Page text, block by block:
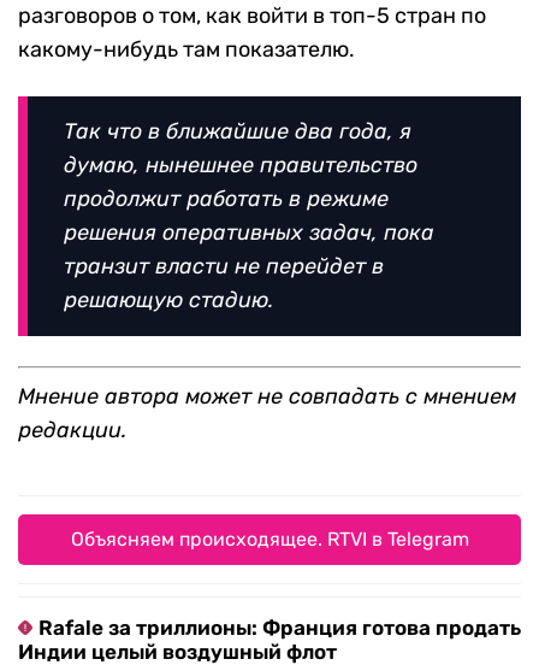
разговоров о том, как войти в топ-5 стран по
какому-нибудь там показателю.
Так что в ближайшие два года, я
думаю, нынешнее правительство
продолжит работать в режиме
решения оперативных задач, пока
транзит власти не перейдет в
решающую стадию.
Мнение автора может не совпадать с мнением
редакции.
Объясняем происходящее. RTVI в Telegram
Rafale за триллионы: Франция готова продать
Индии целый воздушный флот